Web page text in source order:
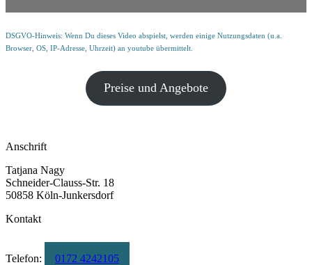
DSGVO-Hinweis: Wenn Du dieses Video abspielst, werden einige Nutzungsdaten (u.a.
Browser, OS, IP-Adresse, Uhrzeit) an youtube übermittelt.
Preise und Angebote
Anschrift
Tatjana Nagy
Schneider-Clauss-Str. 18
50858 Köln-Junkersdorf
Kontakt
Telefon: 0172 4242105